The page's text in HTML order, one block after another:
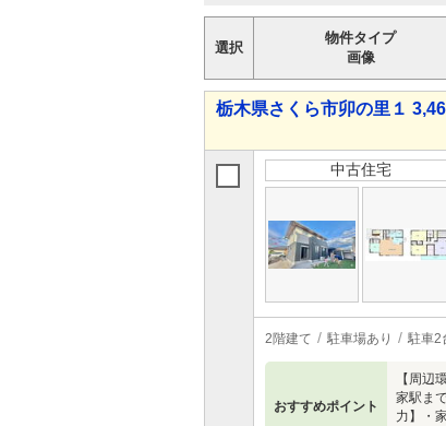
選択
物件タイプ
画像
栃木県さくら市卯の里１
中古住宅
2階建て 駐車場あり 駐車2
おすすめポイント
【周辺
家駅ま
力】・